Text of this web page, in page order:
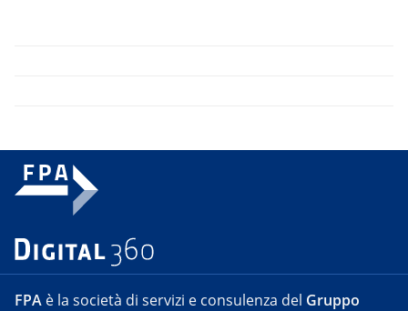
FPA è la società di servizi e consulenza del Gruppo